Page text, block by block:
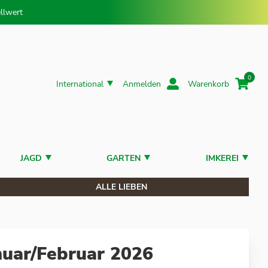
International Anmelden Warenkorb
0
JAGD GARTEN IMKEREI
ALLE LIEBEN
Februar 2026